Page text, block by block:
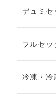
デュミセ
フルセッ
冷凍・冷